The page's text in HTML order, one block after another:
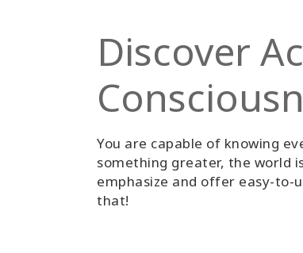
Discover
You are capable of knowing
something greater, the world
emphasize and offer easy-to-
that!